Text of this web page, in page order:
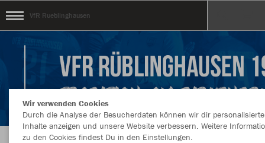
VfR Rueblinghausen
Wir verwenden Cookies
Durch die Analyse der Besucherdaten können wir dir personalisierte
Inhalte anzeigen und unsere Website verbessern. Weitere
zu den Cookies findest Du in den Einstellungen.